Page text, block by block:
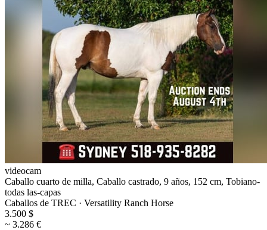
videocam
Caballo cuarto de milla, Caballo castrado, 9 años, 152 cm, Tobiano-
todas las-capas
Caballos de TREC · Versatility Ranch Horse
3.500 $
~ 3.286 €